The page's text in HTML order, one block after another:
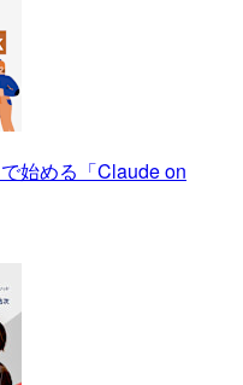
始める「Claude on